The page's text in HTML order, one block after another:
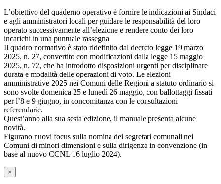
L’obiettivo del quaderno operativo è fornire le indicazioni ai Sindaci
e agli amministratori locali per guidare le responsabilità del loro
operato successivamente all’elezione e rendere conto dei loro
incarichi in una puntuale rassegna.
Il quadro normativo è stato ridefinito dal decreto legge 19 marzo
2025, n. 27, convertito con modificazioni dalla legge 15 maggio
2025, n. 72, che ha introdotto disposizioni urgenti per disciplinare
durata e modalità delle operazioni di voto. Le elezioni
amministrative 2025 nei Comuni delle Regioni a statuto ordinario si
sono svolte domenica 25 e lunedì 26 maggio, con ballottaggi fissati
per l’8 e 9 giugno, in concomitanza con le consultazioni
referendarie.
Quest’anno alla sua sesta edizione, il manuale presenta alcune
novità.
Figurano nuovi focus sulla nomina dei segretari comunali nei
Comuni di minori dimensioni e sulla dirigenza in convenzione (in
base al nuovo CCNL 16 luglio 2024).
×